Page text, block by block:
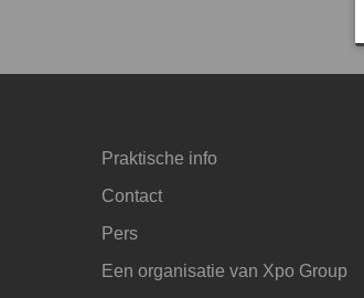
Praktische info
Contact
Pers
Een organisatie van Xpo Group